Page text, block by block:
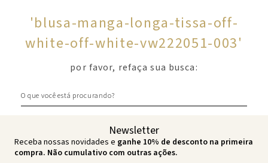
'blusa-manga-longa-tissa-off-
white-off-white-vw222051-003'
por favor, refaça sua busca:
Newsletter
Receba nossas novidades e ganhe 10% de desconto na primeira
compra. Não cumulativo com outras ações.